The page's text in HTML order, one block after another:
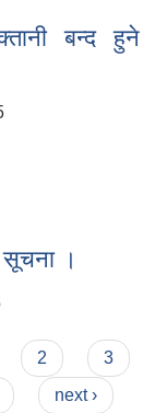
बन्द हुने
सूचना ।
2
3
next ›